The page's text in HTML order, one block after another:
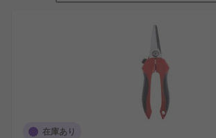
る場合、オンラインでご連絡ください。
検討させていただきます当社の絶対的な
だわりをご存じになれば、安心していた
RS は、多様なはさみ/ニブラー の電子・
機械製品、工具 において、より幅広い選
意しています Bahco 製品を追跡する必要
か？ Wiss 製造のアイテムの大量注文を
在庫あり